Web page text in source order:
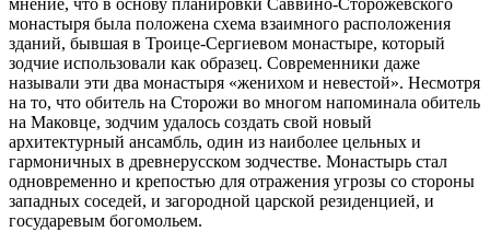
мнение, что в основу планировки Саввино-Сторожевского
монастыря была положена схема взаимного расположения
зданий, бывшая в Троице-Сергиевом монастыре, который
зодчие использовали как образец. Современники даже
называли эти два монастыря «женихом и невестой». Несмотря
на то, что обитель на Сторожи во многом напоминала обитель
на Маковце, зодчим удалось создать свой новый
архитектурный ансамбль, один из наиболее цельных и
гармоничных в древнерусском зодчестве. Монастырь стал
одновременно и крепостью для отражения угрозы со стороны
западных соседей, и загородной царской резиденцией, и
государевым богомольем.